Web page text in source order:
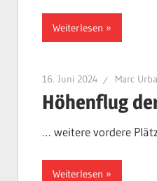
Weiterlesen
16. Juni 2024 Marc
Höhenflug
… weitere vordere
Weiterlesen